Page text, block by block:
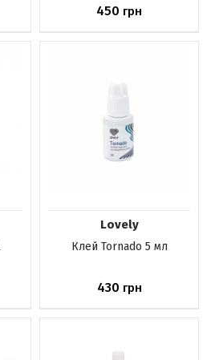
450 грн
Lovely
Клей Tornado 5 мл
430 грн